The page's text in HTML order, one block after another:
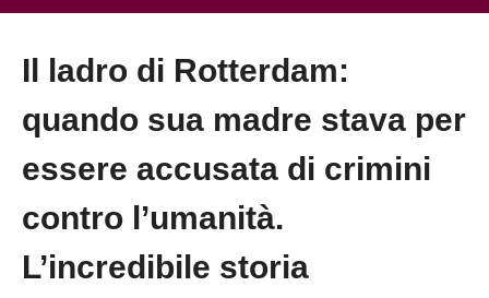
Il ladro di Rotterdam:
quando sua madre stava per
essere accusata di crimini
contro l’umanità.
L’incredibile storia